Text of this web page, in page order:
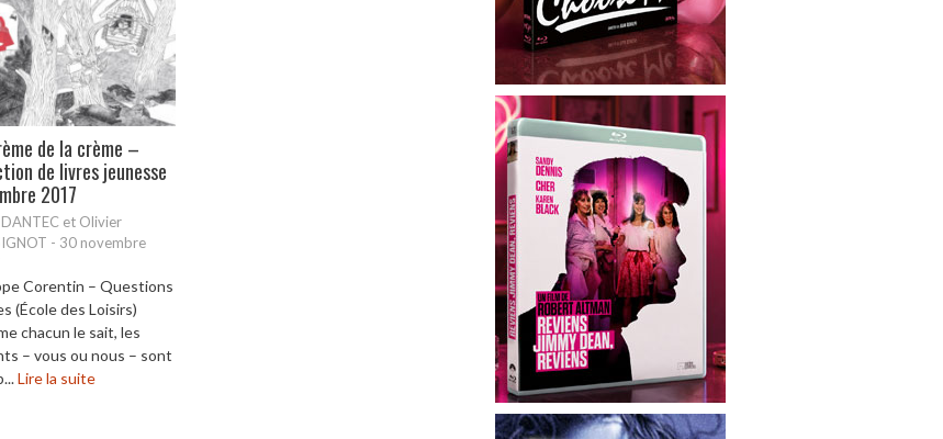
de la crème –
de livres jeunesse
2017
et Olivier
- 30 novembre
Corentin – Questions
(École des Loisirs)
chacun le sait, les
– vous ou nous – sont
Lire la suite